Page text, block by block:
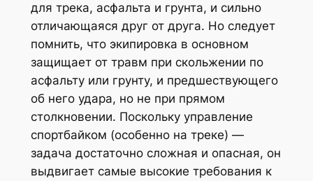
для трека, асфальта и грунта, и сильно
отличающаяся друг от друга. Но следует
помнить, что экипировка в основном
защищает от травм при скольжении по
асфальту или грунту, и предшествующего
об него удара, но не при прямом
столкновении. Поскольку управление
спортбайком (особенно на треке) —
задача достаточно сложная и опасная, он
выдвигает самые высокие требования к